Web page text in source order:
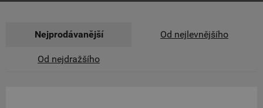
Nejprodávanější Od nejlevnějšího
Od nejdražšího